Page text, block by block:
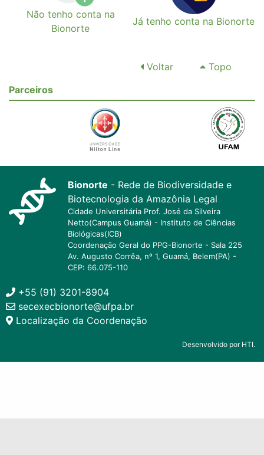
Não tenho conta na
Bionorte
Já tenho conta na Bionorte
Voltar
Topo
Parceiros
Bionorte - Rede de Biodiversidade e
Biotecnologia da Amazônia Legal
Cidade Universitária Prof. José da Silveira
Netto(Campus Guamá) - Instituto de Ciências
Biológicas(ICB)
Coordenação Geral do PPG-Bionorte - Sala 225
Av. Augusto Corrêa, nº 1, Guamá, Belem(PA) -
CEP: 66.075-110
+55 (91) 3201-8904
secexecbionorte@ufpa.br
Localização da Coordenação
Desenvolvido por HTI.